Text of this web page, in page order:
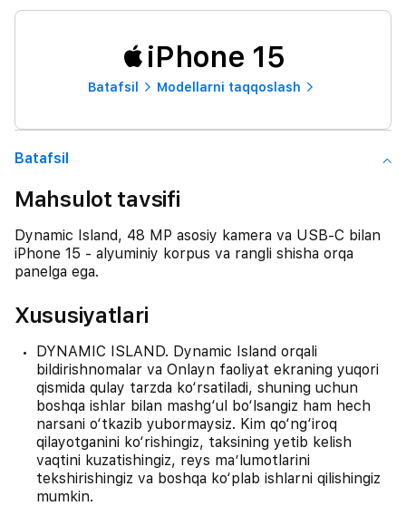
iPhone 15
Batafsil Modellarni taqqoslash
Batafsil
Mahsulot tavsifi
Dynamic Island, 48 MP asosiy kamera va USB-C bilan
iPhone 15 - alyuminiy korpus va rangli shisha orqa
panelga ega.
Xususiyatlari
DYNAMIC ISLAND. Dynamic Island orqali
bildirishnomalar va Onlayn faoliyat ekraning yuqori
qismida qulay tarzda ko‘rsatiladi, shuning uchun
boshqa ishlar bilan mashg‘ul bo‘lsangiz ham hech
narsani o‘tkazib yubormaysiz. Kim qo‘ng‘iroq
qilayotganini ko‘rishingiz, taksining yetib kelish
vaqtini kuzatishingiz, reys maʼlumotlarini
tekshirishingiz va boshqa ko‘plab ishlarni qilishingiz
mumkin.